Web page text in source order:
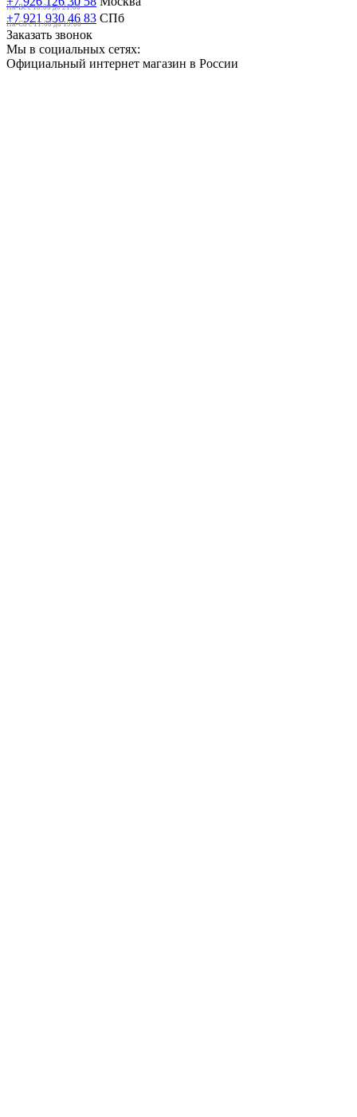
Пн-Вс с 10:00 до 21:00
+7 921 930 46 83 СПб
Пн-Сб c 11:00 до 19:00
Заказать звонок
Мы в социальных сетях:
Официальный интернет магазин в России